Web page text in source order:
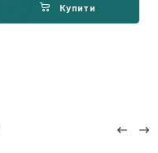
Купити